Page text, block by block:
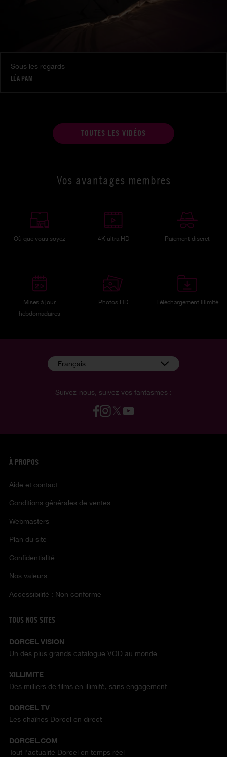
Sous les regards
LÉA PAM
TOUTES LES VIDÉOS
Vos avantages membres
Où que vous soyez 4K ultra HD Paiement discret
Mises à jour
hebdomadaires
Photos HD Téléchargement illimité
Suivez-nous, suivez vos fantasmes :
Français
À PROPOS
Aide et contact
Conditions générales de ventes
Webmasters
Plan du site
Confidentialité
Nos valeurs
Accessibilité : Non conforme
TOUS NOS SITES
DORCEL VISION
Un des plus grands catalogue VOD au monde
XILLIMITE
Des milliers de films en illimité, sans engagement
DORCEL TV
Les chaînes Dorcel en direct
DORCEL.COM
Tout l'actualité Dorcel en temps réel